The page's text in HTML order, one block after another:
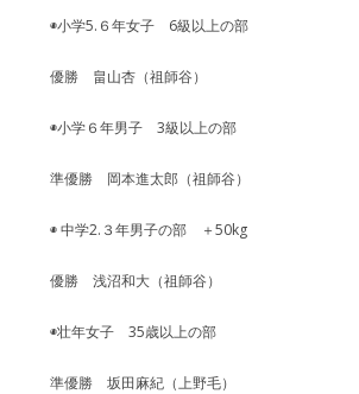
◉小学5.６年女子 6級以上の部
優勝 畠山杏（祖師谷）
◉小学６年男子 3級以上の部
準優勝 岡本進太郎（祖師谷）
◉ 中学2.３年男子の部 ＋50kg
優勝 浅沼和大（祖師谷）
◉壮年女子 35歳以上の部
準優勝 坂田麻紀（上野毛）